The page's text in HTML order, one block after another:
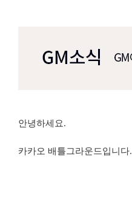
안녕하세요.
카카오 배틀그라운드입니다.